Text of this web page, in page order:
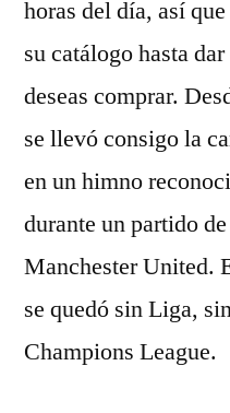
horas del día, así
su catálogo hasta
deseas comprar.
se llevó consigo la
en un himno
durante un partido
Manchester United.
se quedó sin Liga,
Champions League.